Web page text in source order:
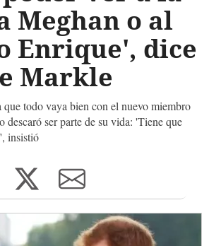
Meghan o al
Enrique', dice
Markle
todo vaya bien con el nuevo miembro
descaró ser parte de su vida: 'Tiene que
insistió